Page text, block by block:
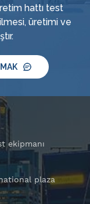
hattı test
üretimi ve
ekipmanı
plaza